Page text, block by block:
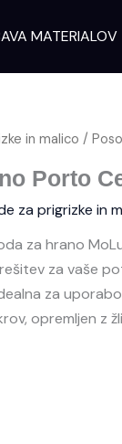
MATERIALOV
in malico /
Porto
za prigrizke in
za hrano
za vaše
za
opremljen z